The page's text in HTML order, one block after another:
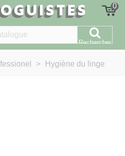
0
Rechercher
> Hygiène du linge